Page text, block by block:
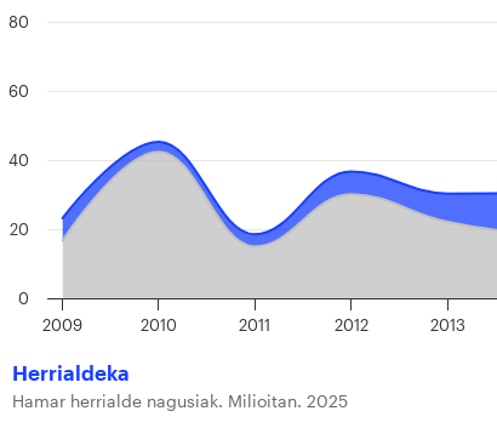
2009 2010 2011 2012 2013
0
20
40
60
80
Herrialdeka
Hamar herrialde nagusiak. Milioitan. 2025